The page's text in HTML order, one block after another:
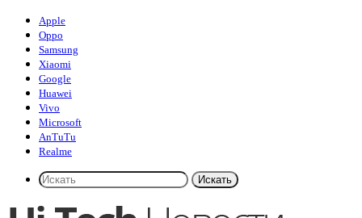
Apple
Oppo
Samsung
Xiaomi
Google
Huawei
Vivo
Microsoft
AnTuTu
Realme
Искать